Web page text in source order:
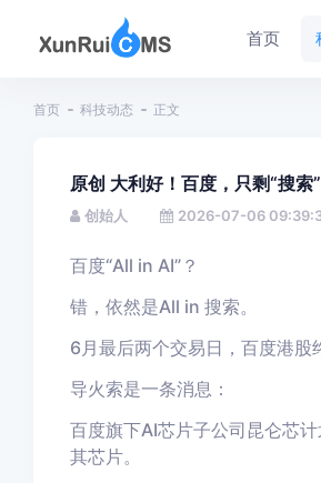
首页
首页 科技动态 正文
原创 大利好！百度，只剩“搜索
创始人 2026-07-06
百度“All in AI”？
错，依然是All in 搜索。
6月最后两个交易日，百度港股
导火索是一条消息：
百度旗下AI芯片子公司昆仑芯
其芯片。